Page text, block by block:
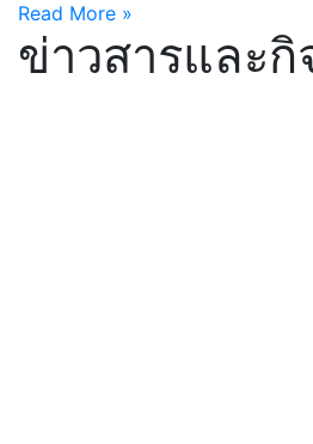
Read More »
ข่าวสารและกิ